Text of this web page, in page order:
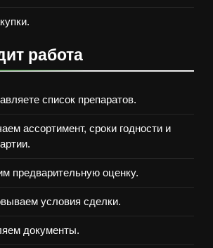
работа
список препаратов.
ассортимент, сроки годности и
предварительную оценку.
условия сделки.
документы.